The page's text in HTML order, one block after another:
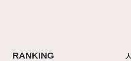
RANKING